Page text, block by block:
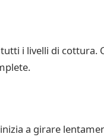
i livelli di cottura.
a girare